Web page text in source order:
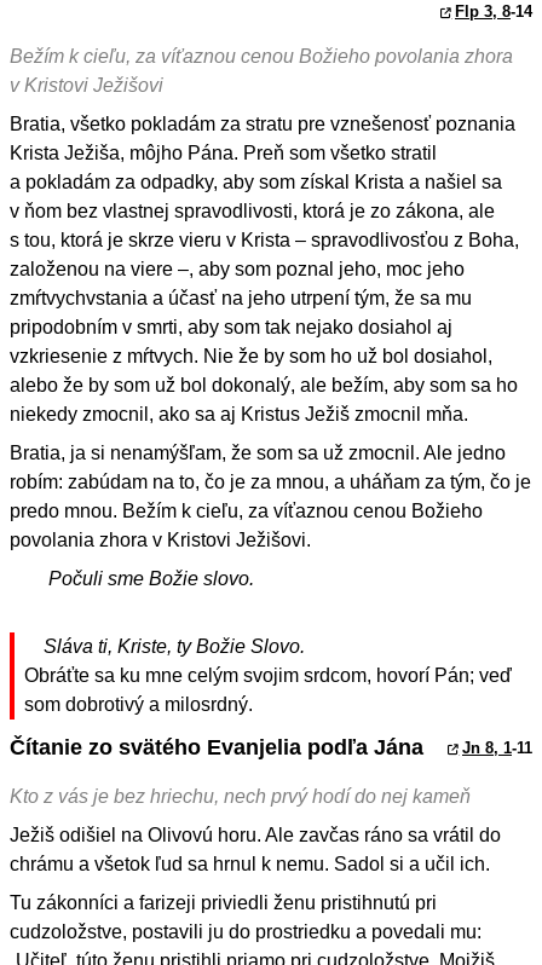
Flp 3, 8-14
Bežím k cieľu, za víťaznou cenou Božieho povolania zhora
v Kristovi Ježišovi
Bratia, všetko pokladám za stratu pre vznešenosť poznania
Krista Ježiša, môjho Pána. Preň som všetko stratil
a pokladám za odpadky, aby som získal Krista a našiel sa
v ňom bez vlastnej spravodlivosti, ktorá je zo zákona, ale
s tou, ktorá je skrze vieru v Krista – spravodlivosťou z Boha,
založenou na viere –, aby som poznal jeho, moc jeho
zmŕtvychvstania a účasť na jeho utrpení tým, že sa mu
pripodobním v smrti, aby som tak nejako dosiahol aj
vzkriesenie z mŕtvych. Nie že by som ho už bol dosiahol,
alebo že by som už bol dokonalý, ale bežím, aby som sa ho
niekedy zmocnil, ako sa aj Kristus Ježiš zmocnil mňa.
Bratia, ja si nenamýšľam, že som sa už zmocnil. Ale jedno
robím: zabúdam na to, čo je za mnou, a uháňam za tým, čo je
predo mnou. Bežím k cieľu, za víťaznou cenou Božieho
povolania zhora v Kristovi Ježišovi.
Počuli sme Božie slovo.
Sláva ti, Kriste, ty Božie Slovo.
Obráťte sa ku mne celým svojim srdcom, hovorí Pán; veď
som dobrotivý a milosrdný.
Čítanie zo svätého Evanjelia podľa Jána Jn 8, 1-11
Kto z vás je bez hriechu, nech prvý hodí do nej kameň
Ježiš odišiel na Olivovú horu. Ale zavčas ráno sa vrátil do
chrámu a všetok ľud sa hrnul k nemu. Sadol si a učil ich.
Tu zákonníci a farizeji priviedli ženu pristihnutú pri
cudzoložstve, postavili ju do prostriedku a povedali mu:
„Učiteľ, túto ženu pristihli priamo pri cudzoložstve. Mojžiš